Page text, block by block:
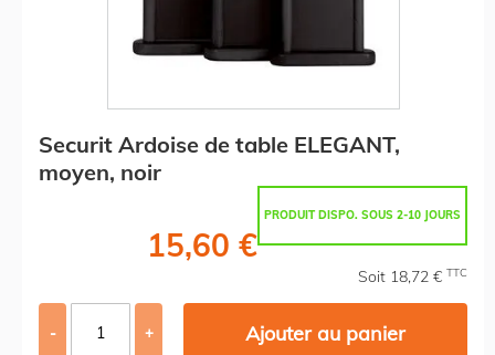
Securit Ardoise de table ELEGANT,
moyen, noir
PRODUIT DISPO. SOUS 2-10 JOURS
15,60 €
Soit 18,72 € TTC
- + Ajouter au panier